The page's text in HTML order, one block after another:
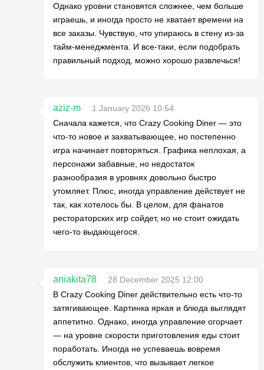
Однако уровни становятся сложнее, чем больше
играешь, и иногда просто не хватает времени на
все заказы. Чувствую, что упираюсь в стену из-за
тайм-менеджмента. И все-таки, если подобрать
правильный подход, можно хорошо развлечься!
aziz-m
1 January 2026 10:54
Сначала кажется, что Crazy Cooking Diner — это
что-то новое и захватывающее, но постепенно
игра начинает повторяться. Графика неплохая, а
персонажи забавные, но недостаток
разнообразия в уровнях довольно быстро
утомляет. Плюс, иногда управление действует не
так, как хотелось бы. В целом, для фанатов
рестораторских игр сойдет, но не стоит ожидать
чего-то выдающегося.
aniakita78
28 December 2025 12:00
В Crazy Cooking Diner действительно есть что-то
затягивающее. Картинка яркая и блюда выглядят
аппетитно. Однако, иногда управление огорчает
— на уровне скорости приготовления еды стоит
поработать. Иногда не успеваешь вовремя
обслужить клиентов, что вызывает легкое